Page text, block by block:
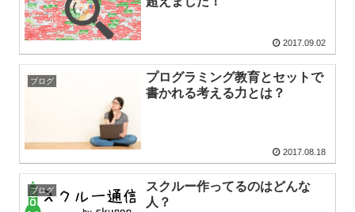
2017.09.02
ブログ
プログラミング教育とセットで
書かれる考える力とは？
2017.08.18
ブログ
スクルー作ってるのはどんな
人？